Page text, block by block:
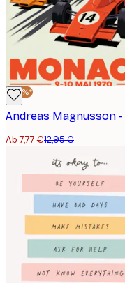
-40%*
Ab 7,77 €12,95 €